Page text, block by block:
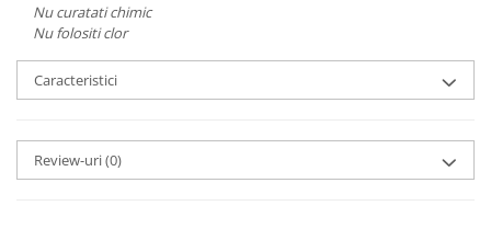
Nu curatati chimic
Nu folositi clor
Caracteristici
Review-uri(0)